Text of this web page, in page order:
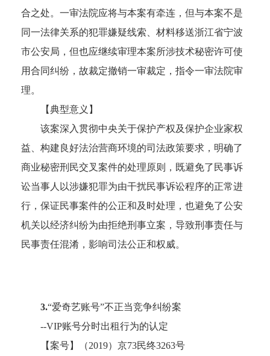
合之处。一审法院应将与本案有牵连，但与本案不是
同一法律关系的犯罪嫌疑线索、材料移送浙江省宁波
市公安局，但也应继续审理本案所涉技术秘密许可使
用合同纠纷，故裁定撤销一审裁定，指令一审法院审
理。
【典型意义】
该案深入贯彻中央关于保护产权及保护企业家权
益、构建良好法治营商环境的司法政策要求，明确了
商业秘密刑民交叉案件的处理原则，既避免了民事诉
讼当事人以涉嫌犯罪为由干扰民事诉讼程序的正常进
行，保证民事案件的公正和及时处理，也避免了公安
机关以经济纠纷为由拒绝刑事立案，导致刑事责任与
民事责任混淆，影响司法公正和权威。
3.“爱奇艺账号”不正当竞争纠纷案
--VIP账号分时出租行为的认定
【案号】（2019）京73民终3263号